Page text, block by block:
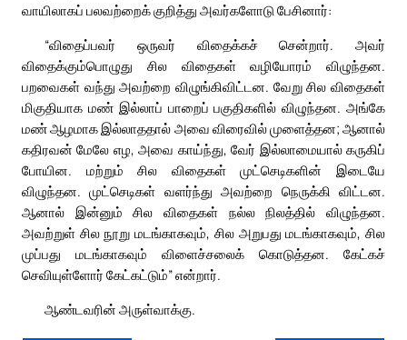
வாயிலாகப் பலவற்றைக் குறித்து அவர்களோடு பேசினார்:
“விதைப்பவர் ஒருவர் விதைக்கச் சென்றார். அவர்
விதைக்கும்பொழுது சில விதைகள் வழியோரம் விழுந்தன.
பறவைகள் வந்து அவற்றை விழுங்கிவிட்டன. வேறு சில விதைகள்
மிகுதியாக மண் இல்லாப் பாறைப் பகுதிகளில் விழுந்தன. அங்கே
மண் ஆழமாக இல்லாததால் அவை விரைவில் முளைத்தன; ஆனால்
கதிரவன் மேலே எழ, அவை காய்ந்து, வேர் இல்லாமையால் கருகிப்
போயின. மற்றும் சில விதைகள் முட்செடிகளின் இடையே
விழுந்தன. முட்செடிகள் வளர்ந்து அவற்றை நெருக்கி விட்டன.
ஆனால் இன்னும் சில விதைகள் நல்ல நிலத்தில் விழுந்தன.
அவற்றுள் சில நூறு மடங்காகவும், சில அறுபது மடங்காகவும், சில
முப்பது மடங்காகவும் விளைச்சலைக் கொடுத்தன. கேட்கச்
செவியுள்ளோர் கேட்கட்டும்” என்றார்.
ஆண்டவரின் அருள்வாக்கு.